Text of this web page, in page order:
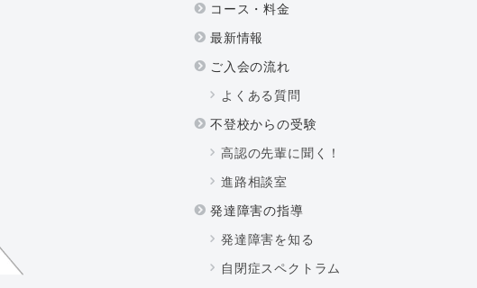
コース・料金
最新情報
ご入会の流れ
よくある質問
不登校からの受験
高認の先輩に聞く！
進路相談室
発達障害の指導
発達障害を知る
自閉症スペクトラム